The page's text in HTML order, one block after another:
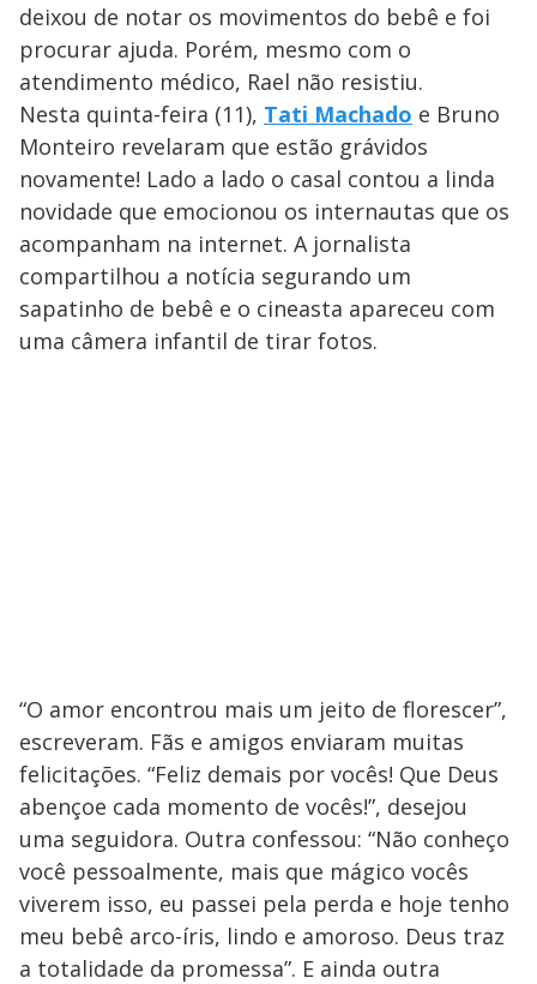
deixou de notar os movimentos do bebê e foi
procurar ajuda. Porém, mesmo com o
atendimento médico, Rael não resistiu.
Nesta quinta-feira (11), Tati Machado e Bruno
Monteiro revelaram que estão grávidos
novamente! Lado a lado o casal contou a linda
novidade que emocionou os internautas que os
acompanham na internet. A jornalista
compartilhou a notícia segurando um
sapatinho de bebê e o cineasta apareceu com
uma câmera infantil de tirar fotos.
“O amor encontrou mais um jeito de florescer”,
escreveram. Fãs e amigos enviaram muitas
felicitações. “Feliz demais por vocês! Que Deus
abençoe cada momento de vocês!”, desejou
uma seguidora. Outra confessou: “Não conheço
você pessoalmente, mais que mágico vocês
viverem isso, eu passei pela perda e hoje tenho
meu bebê arco-íris, lindo e amoroso. Deus traz
a totalidade da promessa”. E ainda outra